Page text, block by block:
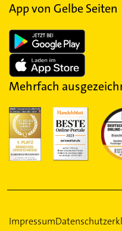
App von Gelbe Seiten
Mehrfach
Impressum